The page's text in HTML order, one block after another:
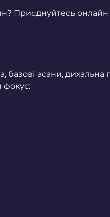
Приєднуйтесь онлайн
асани, дихальна
фокус: